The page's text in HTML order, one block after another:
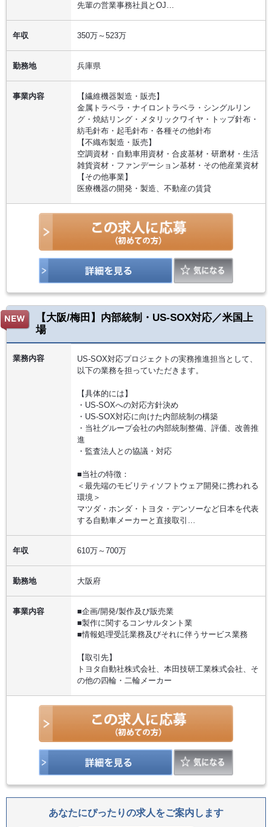
先輩の営業事務社員とOJ…
年収 350万～523万
勤務地 兵庫県
事業内容
【繊維機器製造・販売】
金属トラベラ・ナイロントラベラ・シングルリン
グ・焼結リング・メタリックワイヤ・トップ針布・
紡毛針布・起毛針布・各種その他針布
【不織布製造・販売】
空調資材・自動車用資材・合皮基材・研磨材・生活
雑貨資材・ファンデーション基材・その他産業資材
【その他事業】
医療機器の開発・製造、不動産の賃貸
【大阪/梅田】内部統制・US-SOX対応／米国上
場
業務内容
US‑SOX対応プロジェクトの実務推進担当として、
以下の業務を担っていただきます。
【具体的には】
・US-SOXへの対応方針決め
・US-SOX対応に向けた内部統制の構築
・当社グループ会社の内部統制整備、評価、改善推
進
・監査法人との協議・対応
■当社の特徴：
＜最先端のモビリティソフトウェア開発に携われる
環境＞
マツダ・ホンダ・トヨタ・デンソーなど日本を代表
する自動車メーカーと直接取引…
年収 610万～700万
勤務地 大阪府
事業内容
■企画/開発/製作及び販売業
■製作に関するコンサルタント業
■情報処理受託業務及びそれに伴うサービス業務
【取引先】
トヨタ自動社株式会社、本田技研工業株式会社、そ
の他の四輪・二輪メーカー
あなたにぴったりの求人をご案内します